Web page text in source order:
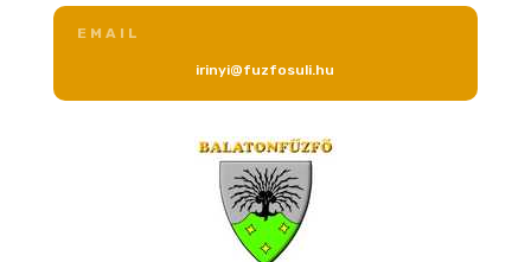
EMAIL
irinyi@fuzfosuli.hu